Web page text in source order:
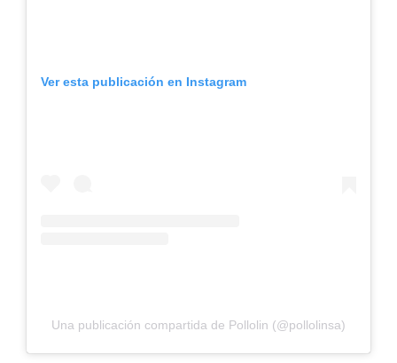
Ver esta publicación en Instagram
Una publicación compartida de Pollolin (@pollolinsa)